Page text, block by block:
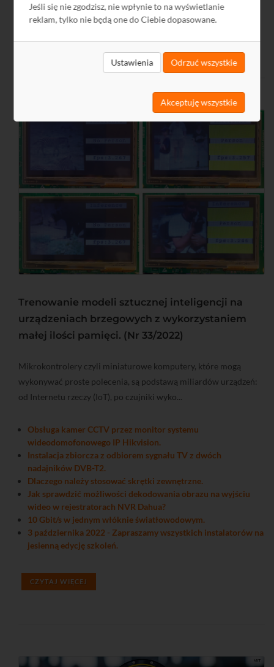
Jeśli się nie zgodzisz, nie wpłynie to na wyświetlanie
reklam, tylko nie będą one do Ciebie dopasowane.
Ustawienia Odrzuć wszystkie
Akceptuję wszystkie
Trenowanie modeli sztucznej inteligencji na
urządzeniach brzegowych z wykorzystaniem
małej ilości pamięci. (Nr 33/2022)
Mikrokontrolery czyli miniaturowe komputery, które mogą
wykonywać proste polecenia, są podstawą miliardów urządzeń:
od Internetu rzeczy (IoT), po czujniki wyko...
Obsługa kamer CCTV przez monitor systemu
wideodomofonowego IP Hikvision.
Instalacja zbiorcza z odbiorem sygnału TV z dwóch
nadajników DVB-T2.
Dlaczego należy stosować skrętki zewnętrzne.
Jak sprawdzić możliwości dekodowania obrazu na wyjściu
wideo w rejestratorach NVR Dahua?
10 Gbit/s w jednym włóknie światłowodowym.
3 października 2022 - Zapraszamy wszystkich instalatorów na
jesienną edycję szkoleń.
CZYTAJ WIĘCEJ